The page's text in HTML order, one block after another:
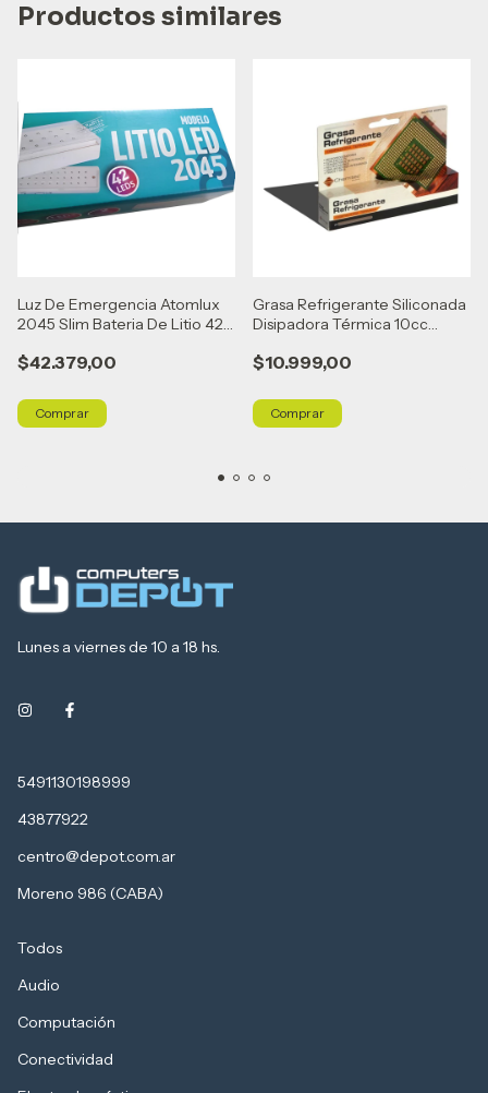
Productos similares
Luz De Emergencia Atomlux
2045 Slim Bateria De Litio 42
$42.379,00
Grasa Refrigerante Siliconada
Disipadora Térmica 10cc
$10.999,00
Lunes a viernes de 10 a 18 hs.
5491130198999
43877922
centro@depot.com.ar
Moreno 986 (CABA)
Todos
Audio
Computación
Conectividad